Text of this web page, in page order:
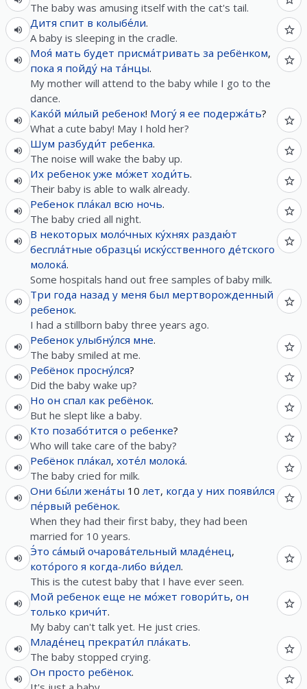
The baby was amusing itself with the cat's tail.
Дитя спит в колыбе́ли.
A baby is sleeping in the cradle.
Моя́ мать будет присма́тривать за ребёнком,
пока я пойду́ на та́нцы.
My mother will attend to the baby while I go to the
dance.
Како́й ми́лый ребенок! Могу́ я ее подержа́ть?
What a cute baby! May I hold her?
Шум разбуди́т ребенка.
The noise will wake the baby up.
Их ребенок уже мо́жет ходи́ть.
Their baby is able to walk already.
Ребенок пла́кал всю ночь.
The baby cried all night.
В некоторых моло́чных ку́хнях раздаю́т
беспла́тные образцы́ иску́сственного де́тского
молока́.
Some hospitals hand out free samples of baby milk.
Три года назад у меня был мертворожденный
ребенок.
I had a stillborn baby three years ago.
Ребенок улыбну́лся мне.
The baby smiled at me.
Ребёнок просну́лся?
Did the baby wake up?
Но он спал как ребёнок.
But he slept like a baby.
Кто позабо́тится о ребенке?
Who will take care of the baby?
Ребёнок пла́кал, хоте́л молока́.
The baby cried for milk.
Они бы́ли жена́ты 10лет, когда у них появи́лся
пе́рвый ребёнок.
When they had their first baby, they had been
married for 10 years.
Э́то са́мый очарова́тельный младе́нец,
кото́рого я когда-либо ви́дел.
This is the cutest baby that I have ever seen.
Мой ребенок еще не мо́жет говори́ть, он
только кричи́т.
My baby can't talk yet. He just cries.
Младе́нец прекрати́л пла́кать.
The baby stopped crying.
Он просто ребёнок.